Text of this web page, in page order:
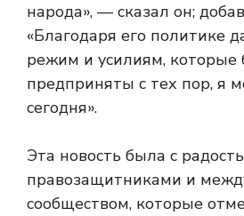
народа», — сказал он;
«Благодаря его политике
режим и усилиям, которые
предприняты с тех пор, я
сегодня».
Эта новость была с
правозащитниками и
сообществом, которые